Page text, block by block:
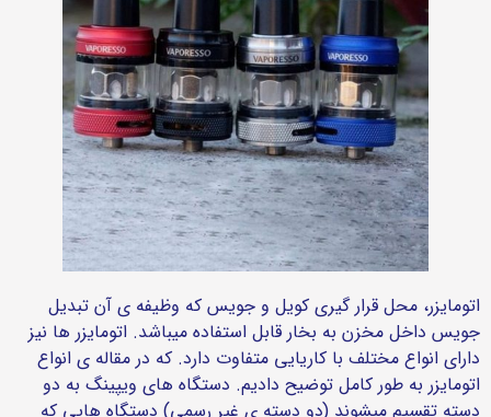
اتومایزر، محل قرار گیری کویل و جویس که وظیفه ی آن تبدیل
جویس داخل مخزن به بخار قابل استفاده میباشد. اتومایزر ها نیز
دارای انواع مختلف با کاریایی متفاوت دارد. که در مقاله ی انواع
اتومایزر به طور کامل توضیح دادیم. دستگاه های ویپینگ به دو
دسته تقسیم میشوند (دو دسته ی غیر رسمی) دستگاه هایی که